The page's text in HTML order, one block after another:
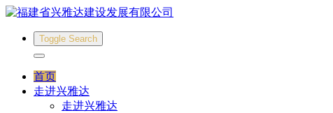
Toggle Search
首页
走进兴雅达
走进兴雅达